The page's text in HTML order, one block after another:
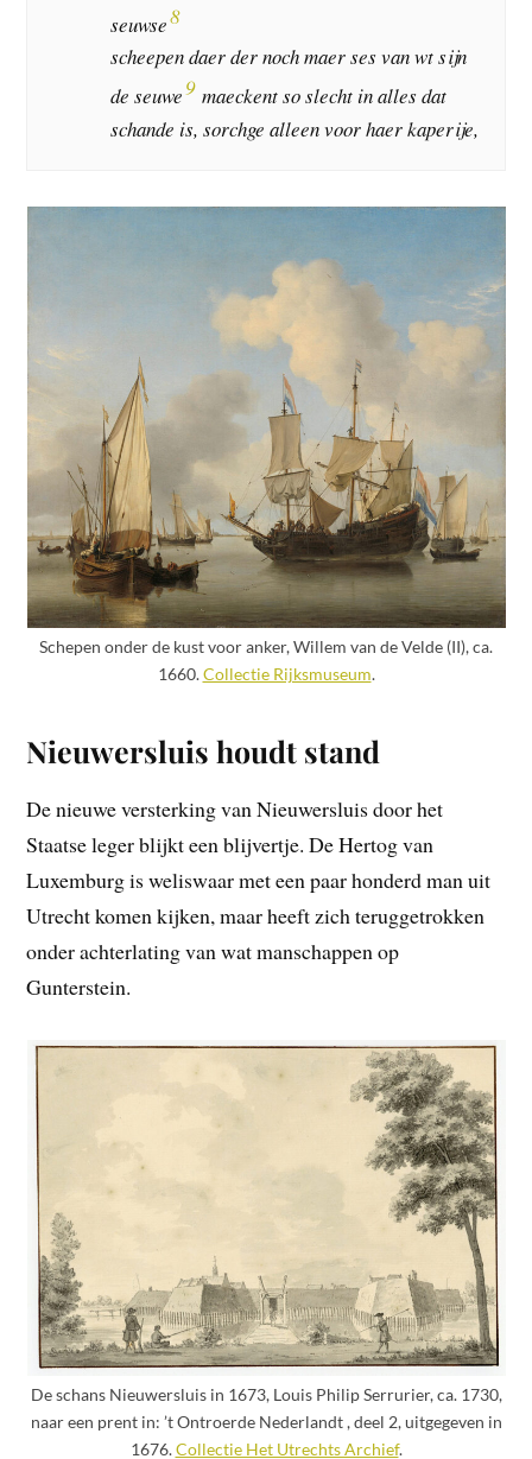
seuwse8
scheepen daer der noch maer ses van wt sijn
de seuwe9 maeckent so slecht in alles dat
schande is, sorchge alleen voor haer kaperije,
Schepen onder de kust voor anker, Willem van de Velde (II), ca.
1660.Collectie Rijksmuseum.
Nieuwersluis houdt stand
De nieuwe versterking van Nieuwersluis door het
Staatse leger blijkt een blijvertje. De Hertog van
Luxemburg is weliswaar met een paar honderd man uit
Utrecht komen kijken, maar heeft zich teruggetrokken
onder achterlating van wat manschappen op
Gunterstein.
De schans Nieuwersluis in 1673, Louis Philip Serrurier, ca. 1730,
naar een prent in: ’t Ontroerde Nederlandt , deel 2, uitgegeven in
1676.Collectie Het Utrechts Archief.